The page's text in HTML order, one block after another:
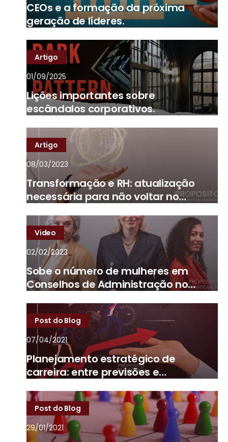
CEOs e a formação da próxima
geração de líderes.
Artigo
01/09/2025
Lições importantes sobre
escândalos corporativos.
Artigo
08/03/2023
Transformação e RH: atualização
necessária para não voltar no
Video
02/02/2023
Sobe o número de mulheres em
Conselhos de Administração no
Post do Blog
07/04/2021
Planejamento estratégico de
carreira: entre previsões e
Post do Blog
29/01/2021